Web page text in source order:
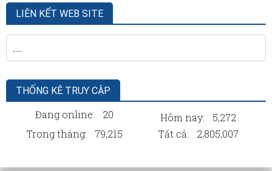
LIÊN KẾT WEB SITE
THỐNG KÊ TRUY CẬP
Đang online: 20 Hôm nay:
5,272
Trong tháng:
79,215 Tất cả: 2,805,007